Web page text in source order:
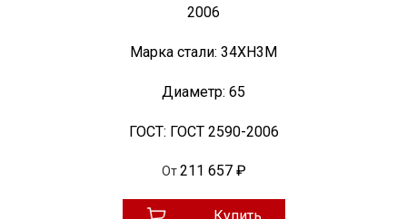
2006
Марка стали: 34ХН3М
Диаметр: 65
ГОСТ: ГОСТ 2590-2006
От 211 657 ₽
Купить